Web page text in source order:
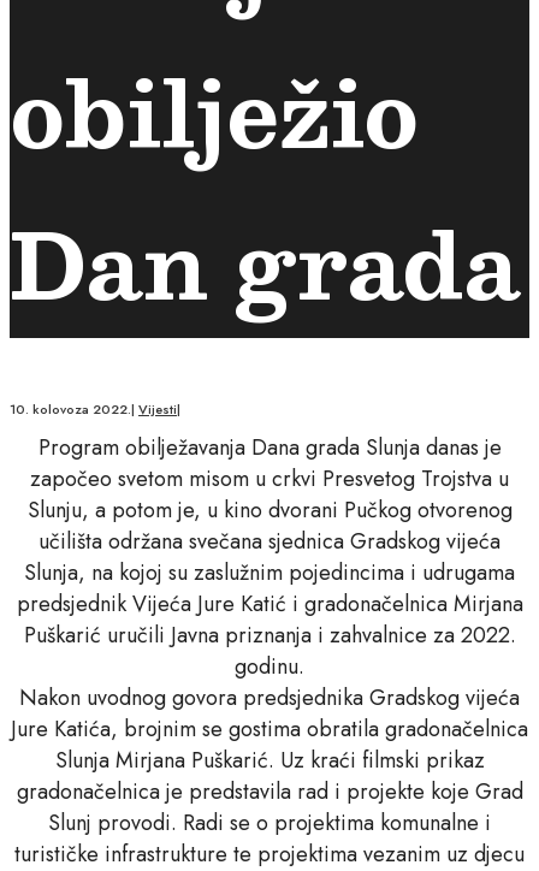
obilježio
Dan grada
10. kolovoza 2022.| Vijesti|
Program obilježavanja Dana grada Slunja danas je
započeo svetom misom u crkvi Presvetog Trojstva u
Slunju, a potom je, u kino dvorani Pučkog otvorenog
učilišta održana svečana sjednica Gradskog vijeća
Slunja, na kojoj su zaslužnim pojedincima i udrugama
predsjednik Vijeća Jure Katić i gradonačelnica Mirjana
Puškarić uručili Javna priznanja i zahvalnice za 2022.
godinu.
Nakon uvodnog govora predsjednika Gradskog vijeća
Jure Katića, brojnim se gostima obratila gradonačelnica
Slunja Mirjana Puškarić. Uz kraći filmski prikaz
gradonačelnica je predstavila rad i projekte koje Grad
Slunj provodi. Radi se o projektima komunalne i
turističke infrastrukture te projektima vezanim uz djecu